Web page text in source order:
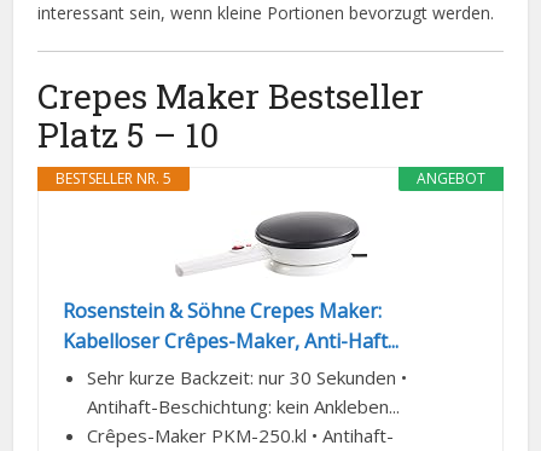
interessant sein, wenn kleine Portionen bevorzugt werden.
Crepes Maker Bestseller
Platz 5 – 10
ANGEBOT
BESTSELLER NR. 5
Rosenstein & Söhne Crepes Maker:
Kabelloser Crêpes-Maker, Anti-Haft...
Sehr kurze Backzeit: nur 30 Sekunden •
Antihaft-Beschichtung: kein Ankleben...
Crêpes-Maker PKM-250.kl • Antihaft-